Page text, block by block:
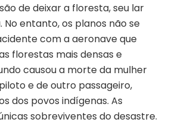
de deixar a floresta, seu lar
No entanto, os planos não se
com a aeronave que
florestas mais densas e
causou a morte da mulher
e de outro passageiro,
dos povos indígenas. As
sobreviventes do desastre.